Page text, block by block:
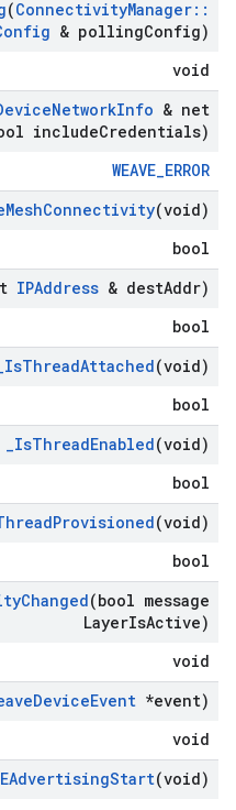
(ConnectivityManager::
& pollingConfig)
void
NetworkInfo & net
includeCredentials)
WEAVE_ERROR
MeshConnectivity(void)
bool
IPAddress & destAddr)
bool
IsThreadAttached(void)
bool
_IsThreadEnabled(void)
bool
Provisioned(void)
bool
Changed(bool message
LayerIsActive)
void
DeviceEvent *event)
void
Start(void)